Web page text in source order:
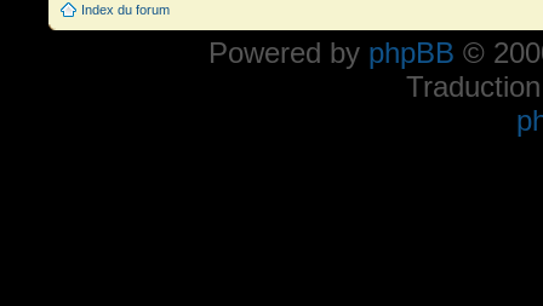
Index du forum
Powered by phpBB ©